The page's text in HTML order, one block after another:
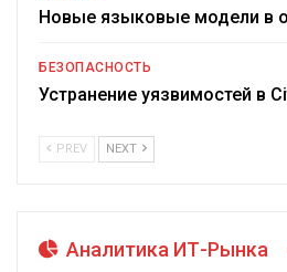
Новые языковые модели в
БЕЗОПАСНОСТЬ
Устранение уязвимостей в
PREV NEXT
Аналитика ИТ-Рынка